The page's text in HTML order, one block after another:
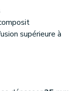
supérieure à